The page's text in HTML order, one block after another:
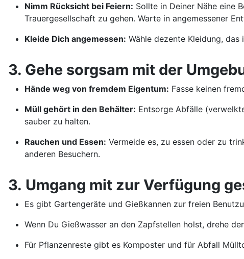
Nimm Rücksicht bei Feiern: Sollte in Deiner Nähe eine
Trauergesellschaft zu gehen. Warte in angemessener
Kleide Dich angemessen: Wähle dezente Kleidung,
3. Gehe sorgsam mit der
Hände weg von fremdem Eigentum: Fasse keinen
Müll gehört in den Behälter: Entsorge Abfälle
sauber zu halten.
Rauchen und Essen: Vermeide es, zu essen oder zu
anderen Besuchern.
3. Umgang mit zur Verfügung
Es gibt Gartengeräte und Gießkannen zur freien
Wenn Du Gießwasser an den Zapfstellen holst, drehe
Für Pflanzenreste gibt es Komposter und für Abfall